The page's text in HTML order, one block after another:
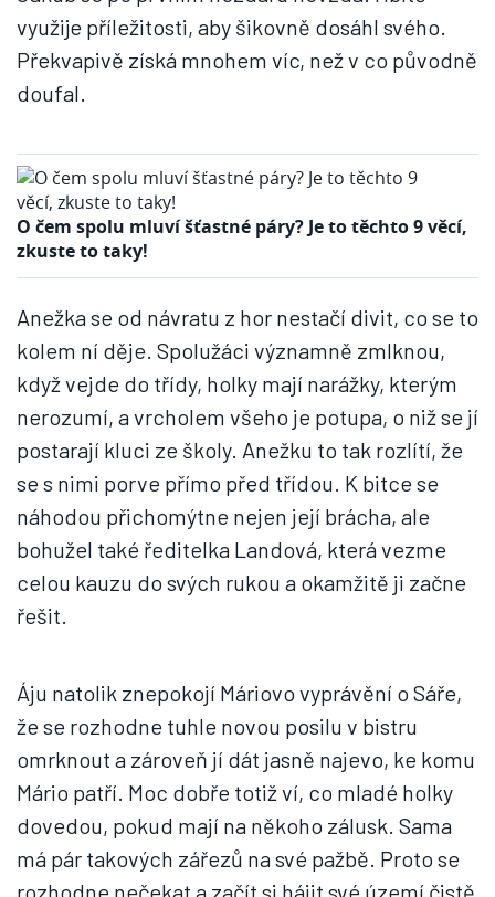
využije příležitosti, aby šikovně dosáhl svého.
Překvapivě získá mnohem víc, než v co původně
doufal.
O čem spolu mluví šťastné páry? Je to těchto 9 věcí,
zkuste to taky!
Anežka se od návratu z hor nestačí divit, co se to
kolem ní děje. Spolužáci významně zmlknou,
když vejde do třídy, holky mají narážky, kterým
nerozumí, a vrcholem všeho je potupa, o niž se jí
postarají kluci ze školy. Anežku to tak rozlítí, že
se s nimi porve přímo před třídou. K bitce se
náhodou přichomýtne nejen její brácha, ale
bohužel také ředitelka Landová, která vezme
celou kauzu do svých rukou a okamžitě ji začne
řešit.
Áju natolik znepokojí Máriovo vyprávění o Sáře,
že se rozhodne tuhle novou posilu v bistru
omrknout a zároveň jí dát jasně najevo, ke komu
Mário patří. Moc dobře totiž ví, co mladé holky
dovedou, pokud mají na někoho zálusk. Sama
má pár takových zářezů na své pažbě. Proto se
rozhodne nečekat a začít si hájit své území čistě